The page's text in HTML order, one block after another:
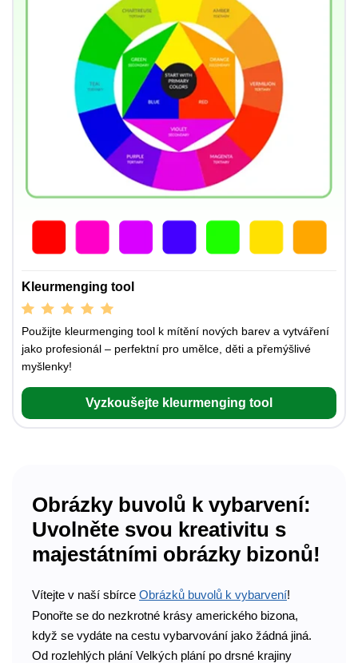
Kleurmenging tool
Použijte kleurmenging tool k mítění nových barev a vytváření
jako profesionál – perfektní pro umělce, děti a přemýšlivé
myšlenky!
Vyzkoušejte kleurmenging tool
Obrázky buvolů k vybarvení:
Uvolněte svou kreativitu s
majestátními obrázky bizonů!
Vítejte v naší sbírce Obrázků buvolů k vybarvení!
Ponořte se do nezkrotné krásy amerického bizona,
když se vydáte na cestu vybarvování jako žádná jiná.
Od rozlehlých plání Velkých plání po drsné krajiny